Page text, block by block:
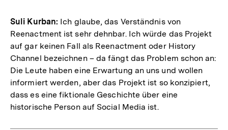
Suli Kurban: Ich glaube, das Verständnis von
Reenactment ist sehr dehnbar. Ich würde das Projekt
auf gar keinen Fall als Reenactment oder History
Channel bezeichnen – da fängt das Problem schon an:
Die Leute haben eine Erwartung an uns und wollen
informiert werden, aber das Projekt ist so konzipiert,
dass es eine fiktionale Geschichte über eine
historische Person auf Social Media ist.